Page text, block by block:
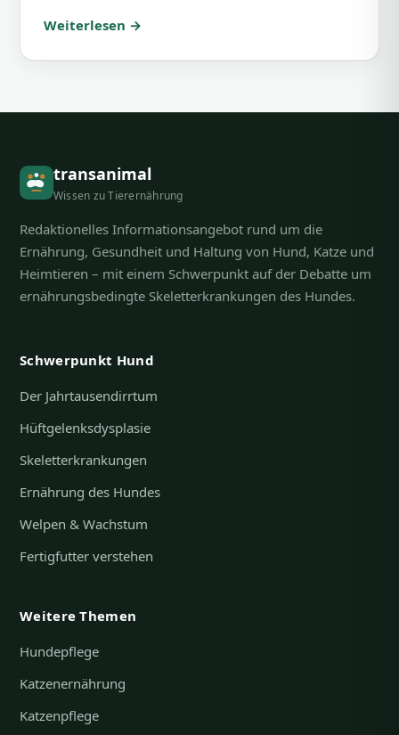
Weiterlesen →
transanimal
Wissen zu Tierernährung
Redaktionelles Informationsangebot rund um die
Ernährung, Gesundheit und Haltung von Hund, Katze und
Heimtieren – mit einem Schwerpunkt auf der Debatte um
ernährungsbedingte Skeletterkrankungen des Hundes.
Schwerpunkt Hund
Der Jahrtausendirrtum
Hüftgelenksdysplasie
Skeletterkrankungen
Ernährung des Hundes
Welpen & Wachstum
Fertigfutter verstehen
Weitere Themen
Hundepflege
Katzenernährung
Katzenpflege